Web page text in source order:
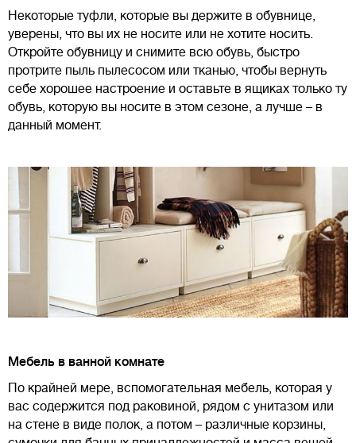
Некоторые туфли, которые вы держите в обувнице,
уверены, что вы их не носите или не хотите носить.
Откройте обувницу и снимите всю обувь, быстро
протрите пыль пылесосом или тканью, чтобы вернуть
себе хорошее настроение и оставьте в ящиках только ту
обувь, которую вы носите в этом сезоне, а лучше – в
данный момент.
Мебель в ванной комнате
По крайней мере, вспомогательная мебель, которая у
вас содержится под раковиной, рядом с унитазом или
на стене в виде полок, а потом – различные корзины,